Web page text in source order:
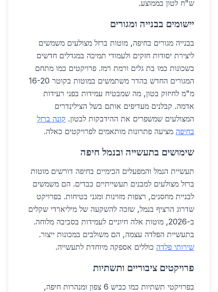
ש"ח לטון בממוצע.
יישומים בבנייה ומגורים
בבנייה מגורים בחיפה, מוטות ברזל מצולעים משמשים
ליצירת יסודות חזקים ולעמודי תמיכה במגדלים חדשים
בשכונות כמו בת גלים ורמת רמז. פרויקטים כמו מתחם
המגורים החדש בהדר משתמשים במוטות בקוטר 16-20
מ"מ לחיזוק בטון, מה שמבטיח עמידות בפני רעידות
אדמה. קבלנים מעדיפים אותם בשל הצילינדרים
המצולעים שמשפרים את ההידבקות לבטון. קונה ברזל
בחיפה מציעה פתרונות מותאמים לפרויקטים כאלה.
שימושים בתעשייה ובנמל חיפה
תעשיית הנמל והמפעלים הכימיים בחיפה דורשים מוטות
ברזל מצולעים למבנים תעשייתיים כבדים. הם משמשים
לבניית מחסנים, רצפות מזוינות ומגני בטיחות. בפרויקט
שדרוג הרציף בנמל, שזכה להשקעה של מיליארדי שקלים
ב-2026, מוטות אלה חיוניים לעמידות בסביבה מלוחה.
בתעשיית הפלדה עצמה, הם משולבים במכונות ייצור.
שירותי פלדה כוללים אספקה מיוחדת לתעשייה.
פרויקטים ציבוריים ותשתיות
בפרויקטי תשתיות כמו כביש 6 צפון ומנהרות חיפה,